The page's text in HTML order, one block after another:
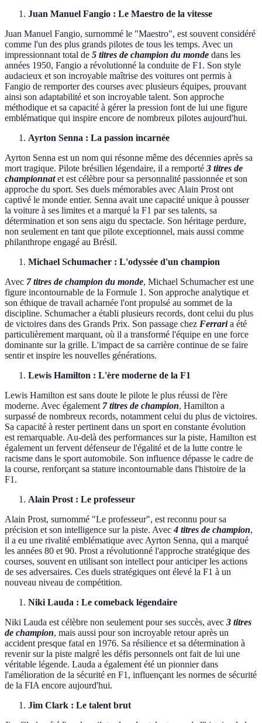
Juan Manuel Fangio : Le Maestro de la vitesse
Juan Manuel Fangio, surnommé le "Maestro", est souvent considéré
comme l'un des plus grands pilotes de tous les temps. Avec un
impressionnant total de 5 titres de champion du monde dans les
années 1950, Fangio a révolutionné la conduite de F1. Son style
audacieux et son incroyable maîtrise des voitures ont permis à
Fangio de remporter des courses avec plusieurs équipes, prouvant
ainsi son adaptabilité et son incroyable talent. Son approche
méthodique et sa capacité à gérer la pression font de lui une figure
emblématique qui inspire encore de nombreux pilotes aujourd'hui.
Ayrton Senna : La passion incarnée
Ayrton Senna est un nom qui résonne même des décennies après sa
mort tragique. Pilote brésilien légendaire, il a remporté 3 titres de
championnatet est célèbre pour sa personnalité passionnée et son
approche du sport. Ses duels mémorables avec Alain Prost ont
captivé le monde entier. Senna avait une capacité unique à pousser
la voiture à ses limites et a marqué la F1 par ses talents, sa
détermination et son sens aigu du spectacle. Son héritage perdure,
non seulement en tant que pilote exceptionnel, mais aussi comme
philanthrope engagé au Brésil.
Michael Schumacher : L'odyssée d'un champion
Avec 7 titres de champion du monde, Michael Schumacher est une
figure incontournable de la Formule 1. Son approche analytique et
son éthique de travail acharnée l'ont propulsé au sommet de la
discipline. Schumacher a établi plusieurs records, dont celui du plus
de victoires dans des Grands Prix. Son passage chez Ferraria été
particulièrement marquant, où il a transformé l'équipe en une force
dominante sur la grille. L'impact de sa carrière continue de se faire
sentir et inspire les nouvelles générations.
Lewis Hamilton : L'ère moderne de la F1
Lewis Hamilton est sans doute le pilote le plus réussi de l'ère
moderne. Avec également 7 titres de champion, Hamilton a
surpassé de nombreux records, notamment celui du plus de victoires.
Sa capacité à rester pertinent dans un sport en constante évolution
est remarquable. Au-delà des performances sur la piste, Hamilton est
également un fervent défenseur de l'égalité et de la lutte contre le
racisme dans le sport automobile. Son influence dépasse le cadre de
la course, renforçant sa stature incontournable dans l'histoire de la
F1.
Alain Prost : Le professeur
Alain Prost, surnommé "Le professeur", est reconnu pour sa
précision et son intelligence sur la piste. Avec 4 titres de champion,
il a eu une rivalité emblématique avec Ayrton Senna, qui a marqué
les années 80 et 90. Prost a révolutionné l'approche stratégique des
courses, souvent en utilisant son intellect pour anticiper les actions
de ses adversaires. Ces duels stratégiques ont élevé la F1 à un
nouveau niveau de compétition.
Niki Lauda : Le comeback légendaire
Niki Lauda est célèbre non seulement pour ses succès, avec 3 titres
de champion, mais aussi pour son incroyable retour après un
accident presque fatal en 1976. Sa résilience et sa détermination à
revenir sur la piste malgré les défis personnels ont fait de lui une
véritable légende. Lauda a également été un pionnier dans
l'amélioration de la sécurité en F1, influençant les normes de sécurité
de la FIA encore aujourd'hui.
Jim Clark : Le talent brut